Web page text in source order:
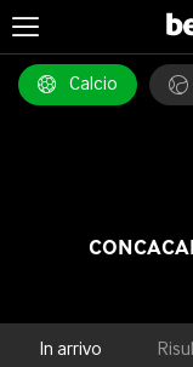
Calcio
In arrivo